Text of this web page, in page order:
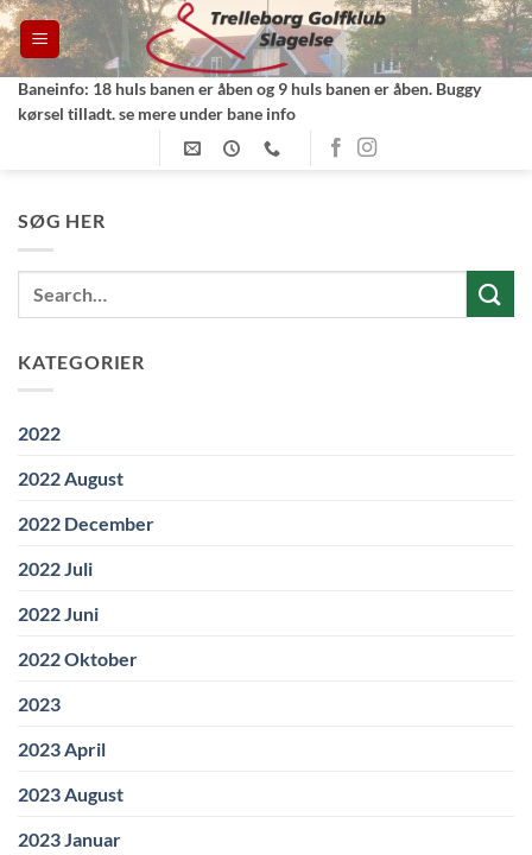
Fortsæt
til
indhold
Baneinfo: 18 huls banen er åben og 9 huls banen er åben. Buggy
kørsel tilladt. se mere under bane info
SØG HER
KATEGORIER
2022
2022 August
2022 December
2022 Juli
2022 Juni
2022 Oktober
2023
2023 April
2023 August
2023 Januar